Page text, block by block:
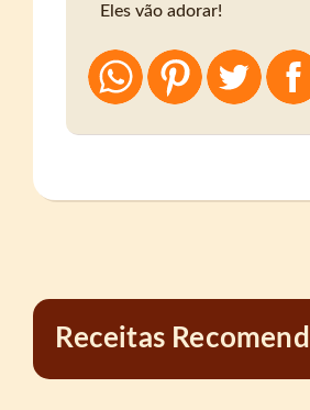
Eles vão adorar!
Receitas